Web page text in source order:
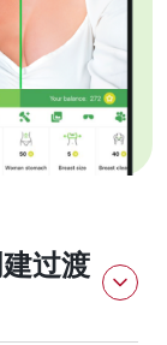
过渡